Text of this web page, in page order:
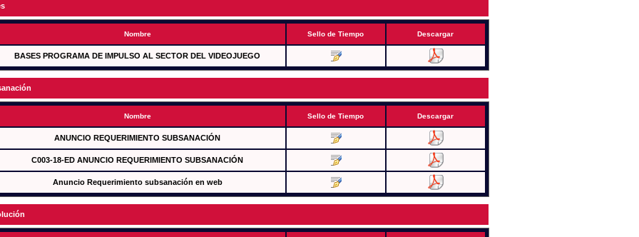
Nombre Sello de Tiempo Descargar
BASES PROGRAMA DE IMPULSO AL SECTOR DEL VIDEOJUEGO
Nombre Sello de Tiempo Descargar
ANUNCIO REQUERIMIENTO SUBSANACIÓN
C003-18-ED ANUNCIO REQUERIMIENTO SUBSANACIÓN
Anuncio Requerimiento subsanación en web